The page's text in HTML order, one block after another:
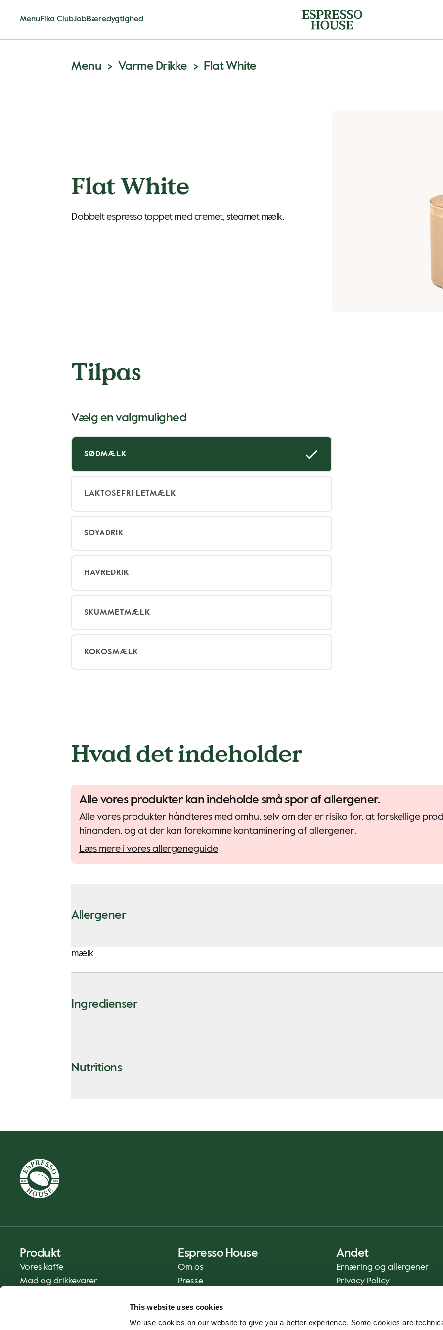
This website uses cookies
We use cookies on our website to give you a better experience. Some cookies are
Menu Fika ClubJobBæredygtighed
Menu Varme Drikke Flat White
Flat White
Dobbelt espresso toppet med cremet, steamet mælk.
Tilpas
Vælg en valgmulighed
SØDMÆLK
LAKTOSEFRI LETMÆLK
SOYADRIK
HAVREDRIK
SKUMMETMÆLK
KOKOSMÆLK
Hvad det indeholder
Alle vores produkter kan indeholde små spor af allergener.
Alle vores produkter håndteres med omhu, selv om der er risiko for, at forskellige
hinanden, og at der kan forekomme kontaminering af allergener..
Læs mere i vores allergeneguide
Allergener
mælk
Ingredienser
Nutritions
Produkt
Vores kaffe
Mad og drikkevarer
Espresso House
Om os
Presse
Andet
Ernæring og allergener
Privacy Policy
Fødevaresikkerhed